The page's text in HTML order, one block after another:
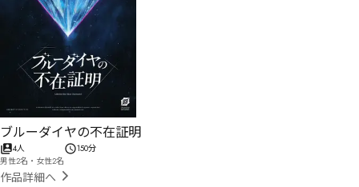
ブルーダイヤの不在証明
4人
男性2名・女性2名
150分
作品詳細へ